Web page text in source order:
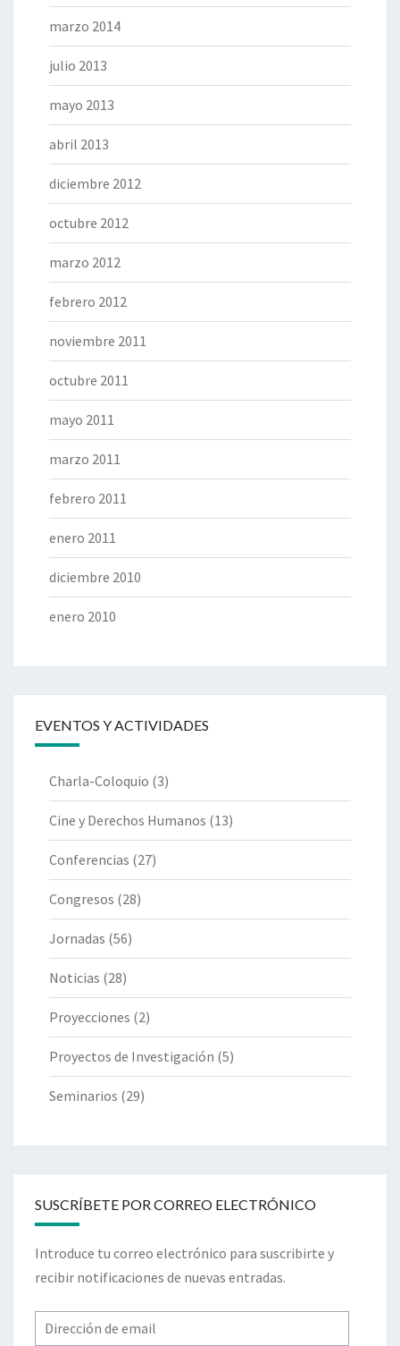
marzo 2014
julio 2013
mayo 2013
abril 2013
diciembre 2012
octubre 2012
marzo 2012
febrero 2012
noviembre 2011
octubre 2011
mayo 2011
marzo 2011
febrero 2011
enero 2011
diciembre 2010
enero 2010
EVENTOS Y ACTIVIDADES
Charla-Coloquio (3)
Cine y Derechos Humanos (13)
Conferencias (27)
Congresos (28)
Jornadas (56)
Noticias (28)
Proyecciones (2)
Proyectos de Investigación (5)
Seminarios (29)
SUSCRÍBETE POR CORREO ELECTRÓNICO
Introduce tu correo electrónico para suscribirte y
recibir notificaciones de nuevas entradas.
Dirección